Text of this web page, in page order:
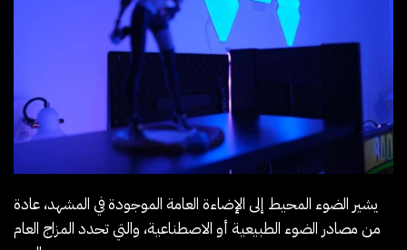
يشير الضوء المحيط إلى الإضاءة العامة الموجودة في المشهد، عادة
من مصادر الضوء الطبيعية أو الاصطناعية، والتي تحدد المزاج العام